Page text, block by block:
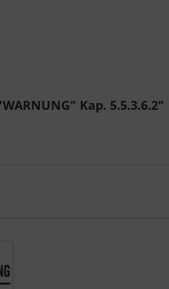
Kap. 5.5.3.6.2"